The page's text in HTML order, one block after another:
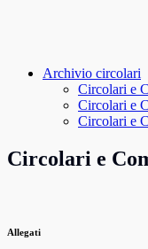
Archivio circolari
Circolari e
Circolari e
Circolari e
Circolari e
Allegati